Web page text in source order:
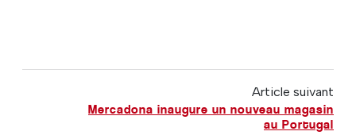
Article suivant
Mercadona inaugure un nouveau magasin
au Portugal